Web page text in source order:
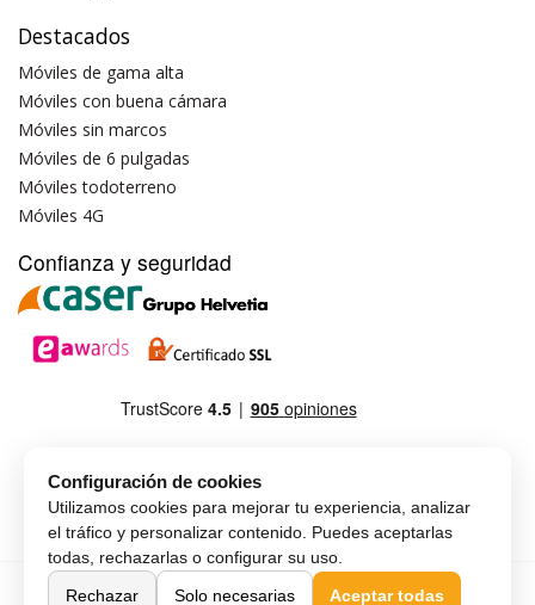
Destacados
Móviles de gama alta
Móviles con buena cámara
Móviles sin marcos
Móviles de 6 pulgadas
Móviles todoterreno
Móviles 4G
Confianza y seguridad
Copyright © MAX-G-MOBILE, SLU Español
Configuración de cookies
Utilizamos cookies para mejorar tu experiencia, analizar
el tráfico y personalizar contenido. Puedes aceptarlas
todas, rechazarlas o configurar su uso.
Rechazar
Solo necesarias Aceptar todas